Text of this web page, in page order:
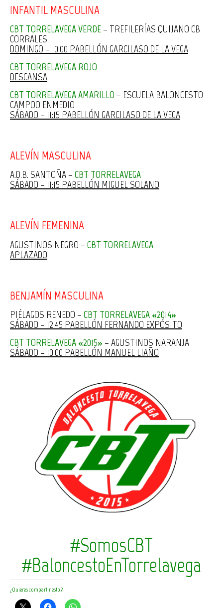
INFANTIL MASCULINA
CBT TORRELAVEGA VERDE – TREFILERÍAS QUIJANO CB
CORRALES
DOMINGO – 10:00 PABELLÓN GARCILASO DE LA VEGA
CBT TORRELAVEGA ROJO
DESCANSA
CBT TORRELAVEGA AMARILLO – ESCUELA BALONCESTO
CAMPOO ENMEDIO
SÁBADO – 11:15 PABELLÓN GARCILASO DE LA VEGA
ALEVÍN MASCULINA
A.D.B. SANTOÑA – CBT TORRELAVEGA
SÁBADO – 11:15 PABELLÓN MIGUEL SOLANO
ALEVÍN FEMENINA
AGUSTINOS NEGRO – CBT TORRELAVEGA
APLAZADO
BENJAMÍN MASCULINA
PIÉLAGOS RENEDO – CBT TORRELAVEGA «2014»
SÁBADO – 12:45 PABELLÓN FERNANDO EXPÓSITO
CBT TORRELAVEGA «2015» – AGUSTINOS NARANJA
SÁBADO – 10:00 PABELLÓN MANUEL LIAÑO
#SomosCBT
#BaloncestoEnTorrelavega
¿Quieres compartir esto?